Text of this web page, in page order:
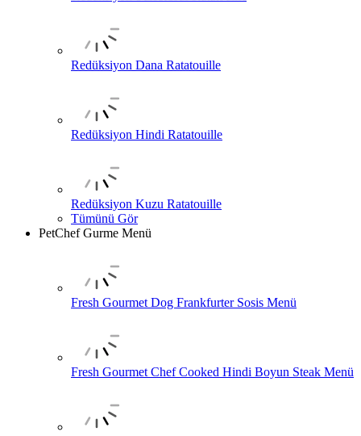
Redüksiyon Dana Ratatouille
Redüksiyon Hindi Ratatouille
Redüksiyon Kuzu Ratatouille
Tümünü Gör
PetChef Gurme Menü
Fresh Gourmet Dog Frankfurter Sosis Menü
Fresh Gourmet Chef Cooked Hindi Boyun Steak Menü